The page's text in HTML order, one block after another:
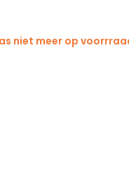
niet meer op